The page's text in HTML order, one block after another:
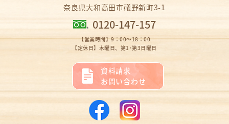
奈良県大和高田市礒野新町3-1
0120-147-157
【営業時間】9：00～18：00
【定休日】木曜日、第1･第3日曜日
資料請求
お問い合わせ